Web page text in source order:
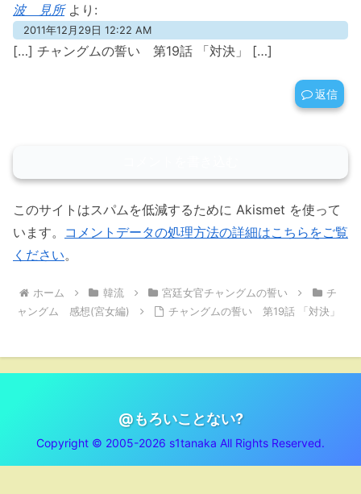
波 見所 より:
2011年12月29日 12:22 AM
[…] チャングムの誓い 第19話 「対決」 […]
返信
このサイトはスパムを低減するために Akismet を使って
います。 コメントデータの処理方法の詳細はこちらをご覧
ください。
ホーム 韓流 宮廷女官チャングムの誓い
チ
ャングム 感想(宮女編)
チャングムの誓い 第19話 「対決」
@もろいことない?
Copyright © 2005-2026 s1tanaka All Rights Reserved.